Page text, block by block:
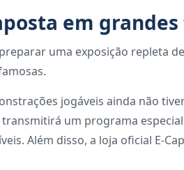
em
uma exposição repleta
jogáveis ainda não
um programa
Além disso, a loja oficial E-